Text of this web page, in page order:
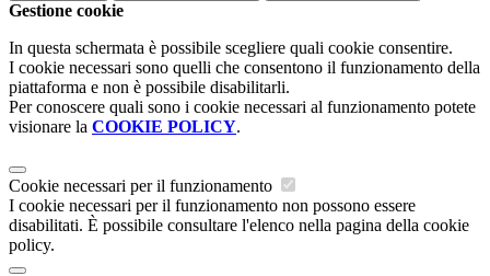
Gestione cookie
In questa schermata è possibile scegliere quali cookie consentire.
I cookie necessari sono quelli che consentono il funzionamento della
piattaforma e non è possibile disabilitarli.
Per conoscere quali sono i cookie necessari al funzionamento potete
visionare la COOKIE POLICY.
Cookie necessari per il funzionamento
I cookie necessari per il funzionamento non possono essere
disabilitati. È possibile consultare l'elenco nella pagina della cookie
policy.